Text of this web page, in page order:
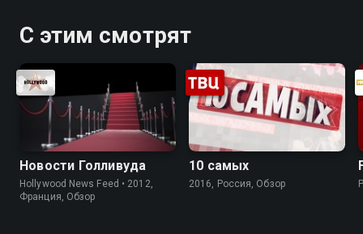
С этим смотрят
Новости Голливуда
Hollywood News Feed • 2012,
Франция, Обзор
10 самых
2016, Россия, Обзор